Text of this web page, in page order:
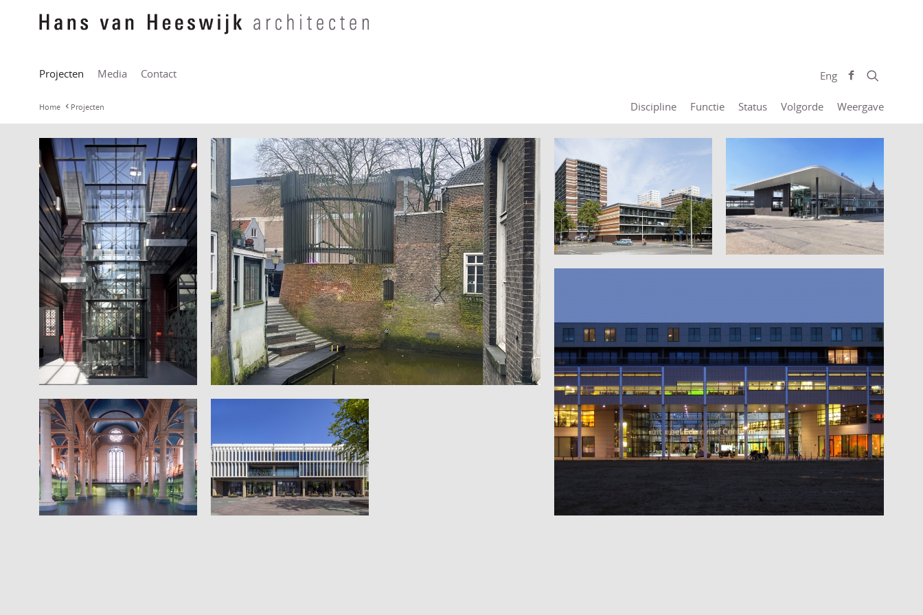
Projecten Media Contact Eng
Home Projecten Discipline Functie Status Volgorde Weergave
Muzerije in de Bank van
Leening
Reconstructie Herman Moerkerkpark, 's-Hertogenbosch
Waterlandplein
Amsterdam
CEC Ganzenhoef
Uitbreiding station
Geldermalsen
Zuiderkerk Amsterdam HUIS van Roosendaal